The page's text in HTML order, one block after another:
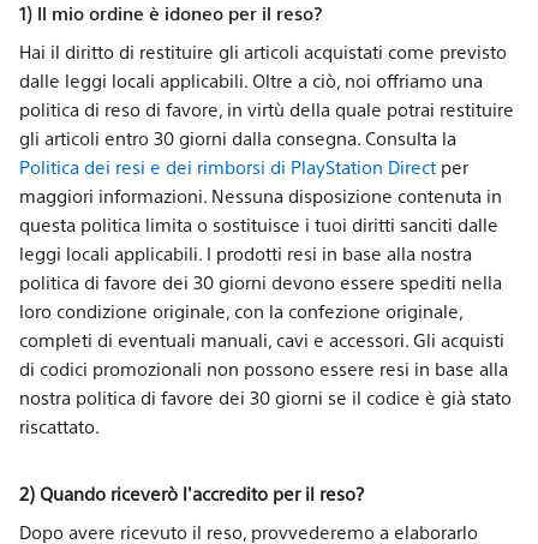
1) Il mio ordine è idoneo per il reso?
Hai il diritto di restituire gli articoli acquistati come previsto
dalle leggi locali applicabili. Oltre a ciò, noi offriamo una
politica di reso di favore, in virtù della quale potrai restituire
gli articoli entro 30 giorni dalla consegna. Consulta la
Politica dei resi e dei rimborsi di PlayStation Direct per
maggiori informazioni. Nessuna disposizione contenuta in
questa politica limita o sostituisce i tuoi diritti sanciti dalle
leggi locali applicabili. I prodotti resi in base alla nostra
politica di favore dei 30 giorni devono essere spediti nella
loro condizione originale, con la confezione originale,
completi di eventuali manuali, cavi e accessori. Gli acquisti
di codici promozionali non possono essere resi in base alla
nostra politica di favore dei 30 giorni se il codice è già stato
riscattato.
2) Quando riceverò l'accredito per il reso?
Dopo avere ricevuto il reso, provvederemo a elaborarlo